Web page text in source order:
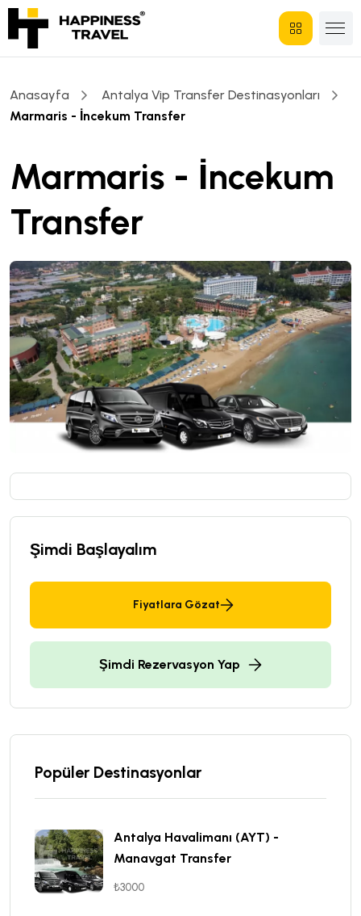
Anasayfa
Antalya Vip Transfer Destinasyonları
Marmaris - İncekum Transfer
Marmaris - İncekum
Transfer
Şimdi Başlayalım
Fiyatlara Gözat
Şimdi Rezervasyon Yap
Popüler Destinasyonlar
Antalya Havalimanı (AYT) -
Manavgat Transfer
₺3000